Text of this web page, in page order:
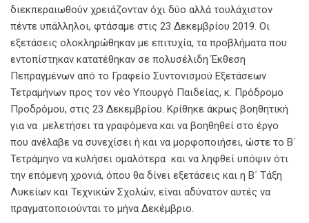
διεκπεραιωθούν χρειάζονταν όχι δύο αλλά τουλάχιστον
πέντε υπάλληλοι, φτάσαμε στις 23 Δεκεμβρίου 2019. Οι
εξετάσεις ολοκληρώθηκαν με επιτυχία, τα προβλήματα που
εντοπίστηκαν κατατέθηκαν σε πολυσέλιδη Έκθεση
Πεπραγμένων από το Γραφείο Συντονισμού Εξετάσεων
Τετραμήνων προς τον νέο Υπουργό Παιδείας, κ. Πρόδρομο
Προδρόμου, στις 23 Δεκεμβρίου. Κρίθηκε άκρως βοηθητική
για να μελετήσει τα γραφόμενα και να βοηθηθεί στο έργο
που ανέλαβε να συνεχίσει ή και να μορφοποιήσει, ώστε το Β΄
Τετράμηνο να κυλήσει ομαλότερα και να ληφθεί υπόψιν ότι
την επόμενη χρονιά, όπου θα δίνει εξετάσεις και η Β΄ Τάξη
Λυκείων και Τεχνικών Σχολών, είναι αδύνατον αυτές να
πραγματοποιούνται το μήνα Δεκέμβριο.